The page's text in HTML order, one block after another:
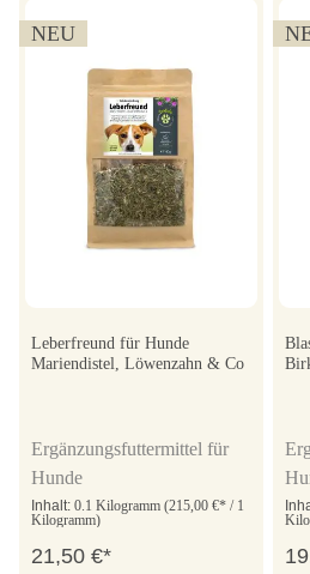
NEU
Leberfreund für Hunde
Mariendistel, Löwenzahn & Co
Ergänzungsfuttermittel für
Hunde
Inhalt: 0.1 Kilogramm (215,00 €* / 1
Kilogramm)
21,50 €*